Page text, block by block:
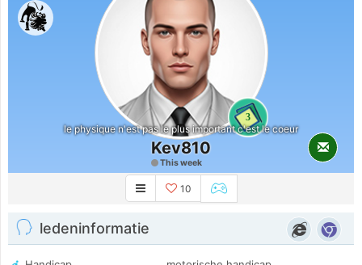
3
le physique n'est pas le plus important c'est le coeur
Kev810
This week
10
ledeninformatie